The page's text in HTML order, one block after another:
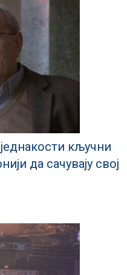
кључни
да сачувају свој